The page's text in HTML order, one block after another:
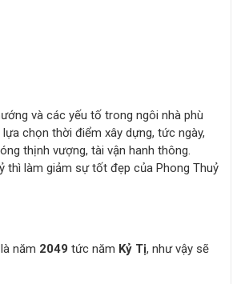
và các yếu tố trong ngôi nhà phù
chọn thời điểm xây dựng, tức ngày,
thịnh vượng, tài vận hanh thông.
thì làm giảm sự tốt đẹp của Phong Thuỷ
năm 2049 tức năm Kỷ Tị, như vậy sẽ